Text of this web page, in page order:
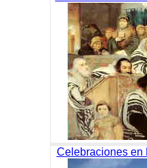
Celebraciones en